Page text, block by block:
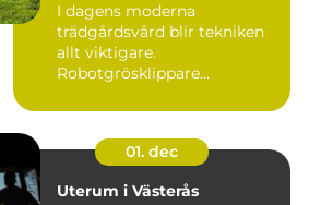
I dagens moderna
trädgårdsvård blir tekniken
allt viktigare.
Robotgrösklippare...
01. dec
Uterum i Västerås